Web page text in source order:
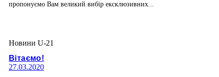
пропонуємо Вам великий вибір ексклюзивних...
Новини U-21
Вітаємо!
27.03.2020